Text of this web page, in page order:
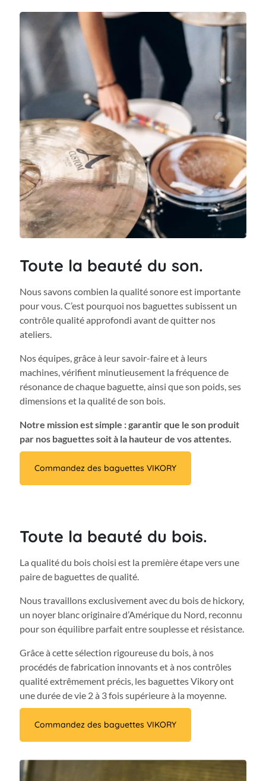
Toute la beauté du son.
Nous savons combien la qualité sonore est importante
pour vous. C’est pourquoi nos baguettes subissent un
contrôle qualité approfondi avant de quitter nos
ateliers.
Nos équipes, grâce à leur savoir-faire et à leurs
machines, vérifient minutieusement la fréquence de
résonance de chaque baguette, ainsi que son poids, ses
dimensions et la qualité de son bois.
Notre mission est simple : garantir que le son produit
par nos baguettes soit à la hauteur de vos attentes.
Commandez des baguettes VIKORY
Toute la beauté du bois.
La qualité du bois choisi est la première étape vers une
paire de baguettes de qualité.
Nous travaillons exclusivement avec du bois de hickory,
un noyer blanc originaire d’Amérique du Nord, reconnu
pour son équilibre parfait entre souplesse et résistance.
Grâce à cette sélection rigoureuse du bois, à nos
procédés de fabrication innovants et à nos contrôles
qualité extrêmement précis, les baguettes Vikory ont
une durée de vie 2 à 3 fois supérieure à la moyenne.
Commandez des baguettes VIKORY